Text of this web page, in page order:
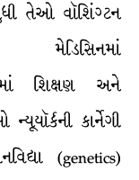
તેઓ વૉશિંગ્ટન
શિક્ષણ અને
કાર્નેગી
(genetics)